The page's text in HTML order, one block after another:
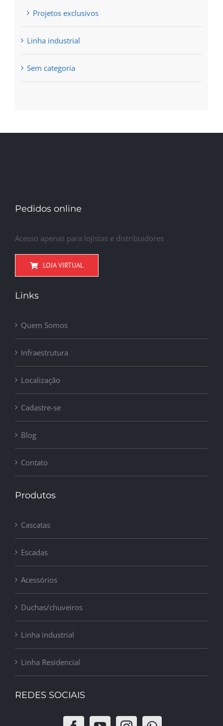
Projetos exclusivos
Linha industrial
Sem categoria
Pedidos online
Acesso apenas para lojistas e distribuidores
LOJA VIRTUAL
Links
Quem Somos
Infraestrutura
Localização
Cadastre-se
Blog
Contato
Produtos
Cascatas
Escadas
Acessórios
Duchas/chuveiros
Linha industrial
Linha Residencial
REDES SOCIAIS